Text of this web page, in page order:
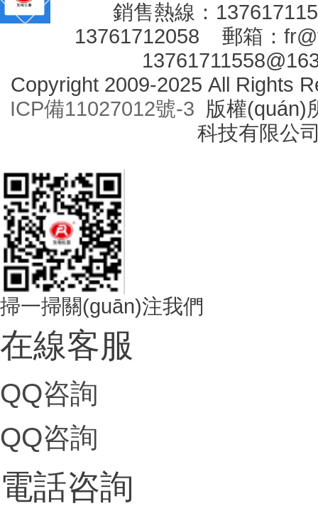
銷售熱線：
13761712058 郵箱：
Copyright 2009-2025 All Rights
ICP備11027012號-3 版權(quán)
科技有限公
掃一掃關(guān)注我們
在線客服
QQ咨詢
QQ咨詢
電話咨詢